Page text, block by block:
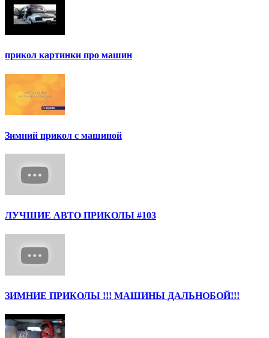
прикол картинки про машин
Зимний прикол с машиной
ЛУЧШИЕ АВТО ПРИКОЛЫ #103
ЗИМНИЕ ПРИКОЛЫ !!! МАШИНЫ ДАЛЬНОБОЙ!!!